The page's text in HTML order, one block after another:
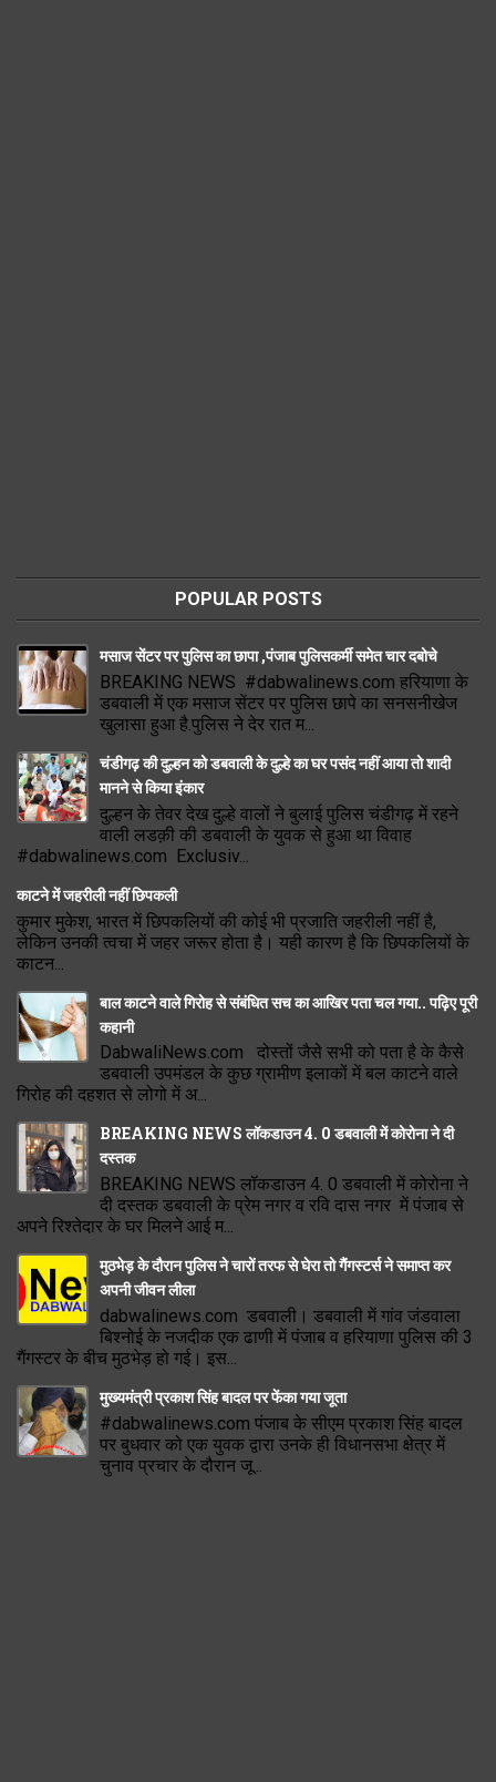
POPULAR POSTS
मसाज सेंटर पर पुलिस का छापा ,पंजाब पुलिसकर्मी समेत चार दबोचे
BREAKING NEWS #dabwalinews.com हरियाणा के
डबवाली में एक मसाज सेंटर पर पुलिस छापे का सनसनीखेज
खुलासा हुआ है.पुलिस ने देर रात म...
चंडीगढ़ की दुल्हन को डबवाली के दुल्हे का घर पसंद नहीं आया तो शादी
मानने से किया इंकार
दुल्हन के तेवर देख दुल्हे वालों ने बुलाई पुलिस चंडीगढ़ में रहने
वाली लडक़ी की डबवाली के युवक से हुआ था विवाह
#dabwalinews.com Exclusiv...
काटने में जहरीली नहीं छिपकली
कुमार मुकेश, भारत में छिपकलियों की कोई भी प्रजाति जहरीली नहीं है,
लेकिन उनकी त्वचा में जहर जरूर होता है। यही कारण है कि छिपकलियों के
काटन...
बाल काटने वाले गिरोह से संबंधित सच का आखिर पता चल गया.. पढ़िए पूरी
कहानी
DabwaliNews.com दोस्तों जैसे सभी को पता है के कैसे
डबवाली उपमंडल के कुछ ग्रामीण इलाकों में बल काटने वाले
गिरोह की दहशत से लोगो में अ...
BREAKING NEWS लॉकडाउन 4. 0 डबवाली में कोरोना ने दी
दस्तक
BREAKING NEWS लॉकडाउन 4. 0 डबवाली में कोरोना ने
दी दस्तक डबवाली के प्रेम नगर व रवि दास नगर में पंजाब से
अपने रिश्तेदार के घर मिलने आई म...
मुठभेड़ के दौरान पुलिस ने चारों तरफ से घेरा तो गैंगस्टर्स ने समाप्त कर
अपनी जीवन लीला
dabwalinews.com डबवाली। डबवाली में गांव जंडवाला
बिश्नोई के नजदीक एक ढाणी में पंजाब व हरियाणा पुलिस की 3
गैंगस्टर के बीच मुठभेड़ हो गई। इस...
मुख्यमंत्री प्रकाश सिंह बादल पर फेंका गया जूता
#dabwalinews.com पंजाब के सीएम प्रकाश सिंह बादल
पर बुधवार को एक युवक द्वारा उनके ही विधानसभा क्षेत्र में
चुनाव प्रचार के दौरान जू...